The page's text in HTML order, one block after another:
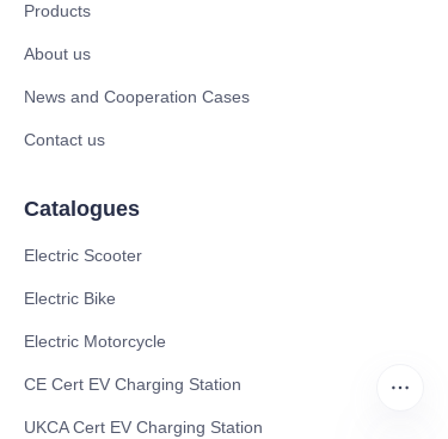
Products
About us
News and Cooperation Cases
Contact us
Catalogues
Electric Scooter
Electric Bike
Electric Motorcycle
CE Cert EV Charging Station
UKCA Cert EV Charging Station